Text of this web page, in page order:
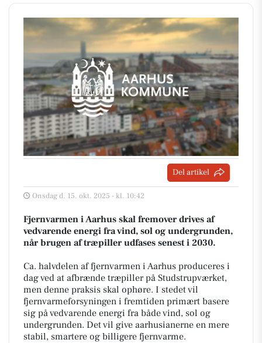
Del artikel
Onsdag d. 15. okt. 2025 - kl. 10:42
Fjernvarmen i Aarhus skal fremover drives af
vedvarende energi fra vind, sol og undergrunden,
når brugen af træpiller udfases senest i 2030.
Ca. halvdelen af fjernvarmen i Aarhus produceres i
dag ved at afbrænde træpiller på Studstrupværket,
men denne praksis skal ophøre. I stedet vil
fjernvarmeforsyningen i fremtiden primært basere
sig på vedvarende energi fra både vind, sol og
undergrunden. Det vil give aarhusianerne en mere
stabil, smartere og billigere fjernvarme.